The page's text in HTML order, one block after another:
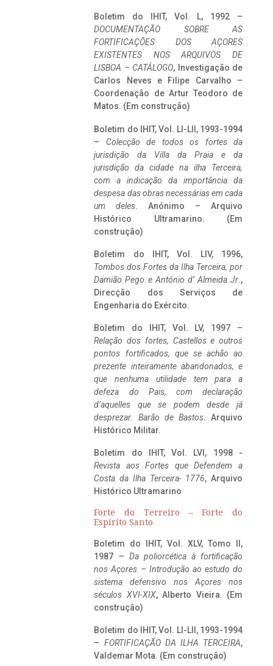
Boletim do IHIT, Vol. L, 1992 –
DOCUMENTAÇÃO SOBRE AS
FORTIFICAÇÕES DOS AÇORES
EXISTENTES NOS ARQUIVOS DE
LISBOA – CATÁLOGO, Investigação de
Carlos Neves e Filipe Carvalho –
Coordenação de Artur Teodoro de
Matos. (Em construção)
Boletim do IHIT, Vol. LI-LII, 1993-1994
– Colecção de todos os fortes da
jurisdição da Villa da Praia e da
jurisdição da cidade na ilha Terceira,
com a indicação da importância da
despesa das obras necessárias em cada
um deles. Anónimo – Arquivo
Histórico Ultramarino. (Em
construção)
Boletim do IHIT, Vol. LIV, 1996,
Tombos dos Fortes da Ilha Terceira, por
Damião Pego e António d’ Almeida Jr.,
Direcção dos Serviços de
Engenharia do Exército.
Boletim do IHIT, Vol. LV, 1997 –
Relação dos fortes, Castellos e outros
pontos fortificados, que se achão ao
prezente inteiramente abandonados, e
que nenhuma utilidade tem para a
defeza do Pais, com declaração
d’aquelles que se podem desde já
desprezar. Barão de Bastos. Arquivo
Histórico Militar.
Boletim do IHIT, Vol. LVI, 1998 -
Revista aos Fortes que Defendem a
Costa da Ilha Terceira- 1776, Arquivo
Histórico Ultramarino
Forte do Terreiro – Forte do
Espírito Santo
Boletim do IHIT, Vol. XLV, Tomo II,
1987 – Da poliorcética à fortificação
nos Açores – Introdução ao estudo do
sistema defensivo nos Açores nos
séculos XVI-XIX, Alberto Vieira. (Em
construção)
Boletim do IHIT, Vol. LI-LII, 1993-1994
– FORTIFICAÇÃO DA ILHA TERCEIRA,
Valdemar Mota. (Em construção)